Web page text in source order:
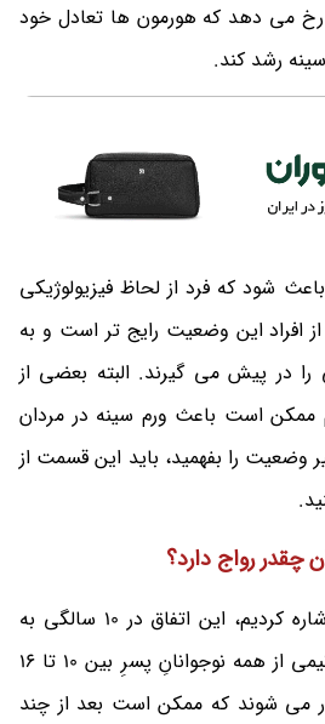
رخ می‌ دهد که هورمون ها تعادل خود
رشد کند.
شود که فرد از لحاظ فیزیولوژیکی
افراد این وضعیت رایج ‌تر است و به
در پیش می گیرند. البته بعضی از
است باعث ورم سینه در مردان
وضعیت را بفهمید، باید این قسمت از
چقدر رواج دارد؟
همان طور که بالاتر هم اشاره کردیم، این اتفاق در 10 سالگی به
بعد رخ می دهد؛ تقریباً نیمی از همه نوجوانانِ پسرِ بین 10 تا 16
می‌ شوند که ممکن است بعد از چند